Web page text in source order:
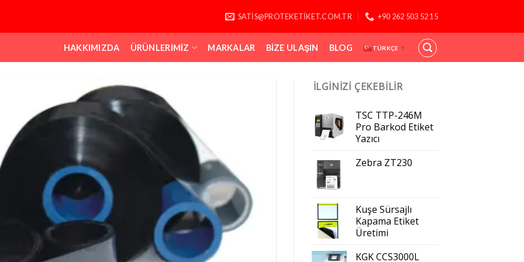
SATIS@PROTEKETIKET.COM.TR +90 262 503 52 15
HAKKIMIZDA ÜRÜNLERIMIZ MARKALAR BIZE ULAŞIN BLOG TÜRKÇE ▼
İLGINIZI ÇEKEBILIR
TSC TTP-246M
Pro Barkod Etiket
Yazıcı
Zebra ZT230
Kuşe Sürsajlı
Kapama Etiket
Üretimi
KGK CCS3000L